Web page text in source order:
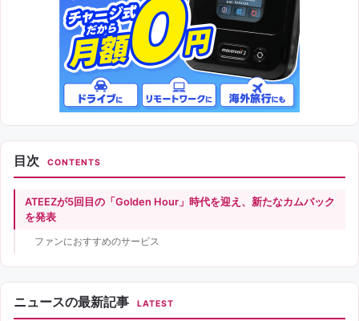
目次 CONTENTS
ATEEZが5回目の「Golden Hour」時代を迎え、新たなカムバック
を発表
ファンにおすすめのサービス
ニュースの最新記事 LATEST